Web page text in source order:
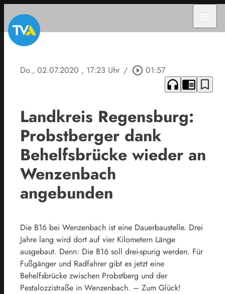
Do., 02.07.2020 , 17:23 Uhr / play_circle_outline 01:57
headphones chrome_reader_mode bookmark_border
Landkreis Regensburg:
Probstberger dank
Behelfsbrücke wieder an
Wenzenbach
angebunden
Die B16 bei Wenzenbach ist eine Dauerbaustelle. Drei
Jahre lang wird dort auf vier Kilometern Länge
ausgebaut. Denn: Die B16 soll drei-spurig werden. Für
Fußgänger und Radfahrer gibt es jetzt eine
Behelfsbrücke zwischen Probstberg und der
Pestalozzistraße in Wenzenbach. – Zum Glück!